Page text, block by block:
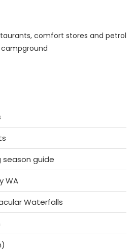
comfort stores and petrol
season guide
WA
Waterfalls